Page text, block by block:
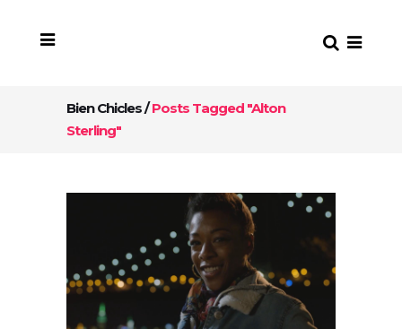
Bien Chicles/Posts Tagged "Alton
Sterling"